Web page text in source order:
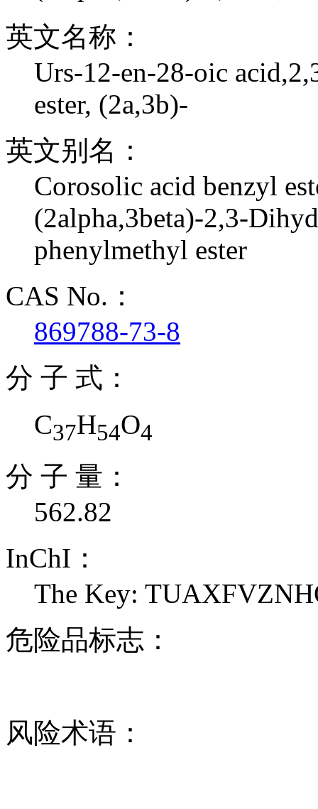
英文名称：
Urs-12-en-28-oic
ester, (2a,3b)-
英文别名：
Corosolic acid benzyl
(2alpha,3beta)-2,3-
phenylmethyl ester
CAS No.：
869788-73-8
分 子 式：
C37H54O4
分 子 量：
562.82
InChI：
The Key:
危险品标志：
风险术语：